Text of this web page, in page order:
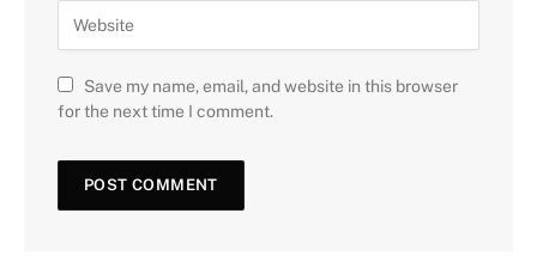
Save my name, email, and website in this browser
for the next time I comment.